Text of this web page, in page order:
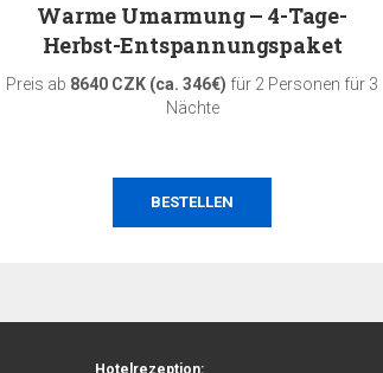
Warme Umarmung – 4-Tage-
Herbst-Entspannungspaket
Preis ab 8640 CZK (ca. 346€) für 2 Personen für 3
Nächte
BESTELLEN
Hotelrezeption: